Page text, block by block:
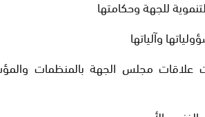
علاقات مجلس الجهة بالمنظمات